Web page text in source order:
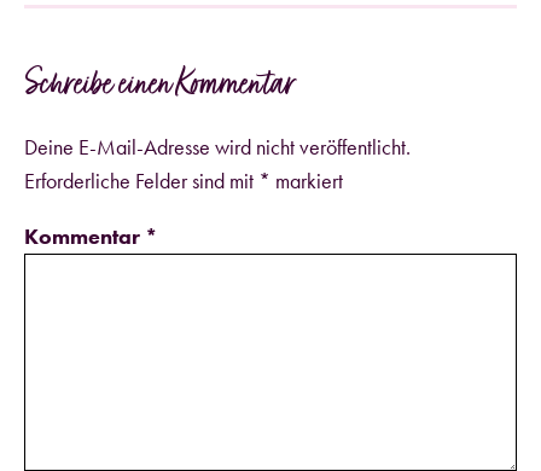
Schreibe einen Kommentar
Deine E-Mail-Adresse wird nicht veröffentlicht.
Erforderliche Felder sind mit * markiert
Kommentar *